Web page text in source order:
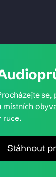
se,
místních
ruce.
Stáhnout